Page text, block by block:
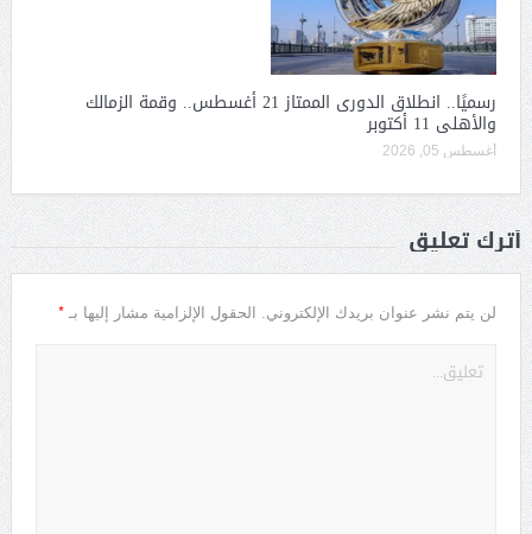
رسميًا.. انطلاق الدورى الممتاز 21 أغسطس.. وقمة الزمالك
والأهلى 11 أكتوبر
أغسطس 05, 2026
أترك تعليق
لن يتم نشر عنوان بريدك الإلكتروني. الحقول الإلزامية مشار إليها بـ *